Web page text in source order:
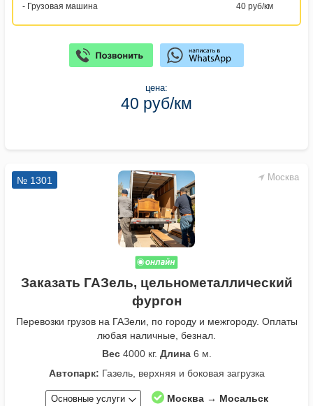
- Грузовая машина 40 руб/км
цена:
40 руб/км
Москва
№ 1301
Заказать ГАЗель, цельнометаллический
фургон
Перевозки грузов на ГАЗели, по городу и межгороду. Оплаты
любая наличные, безнал.
Вес4000 кг. Длина6 м.
Автопарк: Газель, верхняя и боковая загрузка
Основные услуги Москва → Мосальск